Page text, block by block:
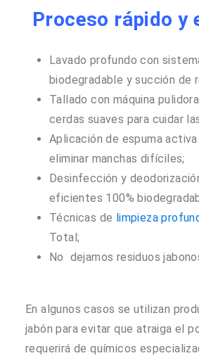
Proceso rápido y
Lavado profundo con
biodegradable y succión de
Tallado con máquina
cerdas suaves para cuidar
Aplicación de espuma
eliminar manchas difíciles;
Desinfección y
eficientes 100%
Técnicas de limpieza
Total;
No dejamos residuos
En algunos casos se utilizan
jabón para evitar que atraiga el
requerirá de químicos